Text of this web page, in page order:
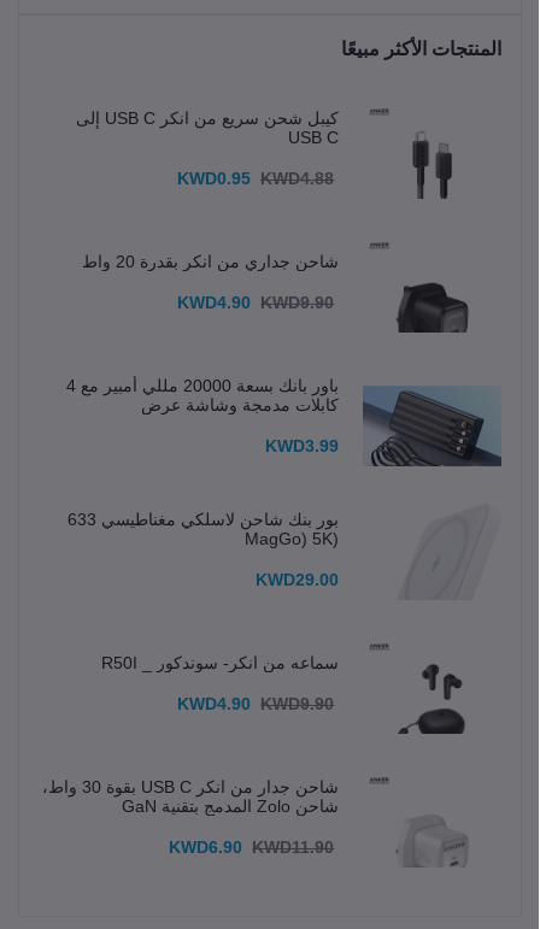
المنتجات الأكثر مبيعًا
كيبل شحن سريع من انكر USB C إلى
USB C
KWD0.95 KWD4.88
شاحن جداري من انكر بقدرة 20 واط
KWD4.90 KWD9.90
باور بانك بسعة 20000 مللي أمبير مع 4
كابلات مدمجة وشاشة عرض
KWD3.99
بور بنك شاحن لاسلكي مغناطيسي 633
(MagGo) 5K
KWD29.00
سماعه من انكر- سوندكور _ R50I
KWD4.90 KWD9.90
شاحن جدار من انكر USB C بقوة 30 واط،
شاحن Zolo المدمج بتقنية GaN
KWD6.90 KWD11.90